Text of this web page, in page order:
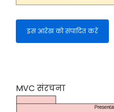
इस आरेख को संपादित करें
MVC संरचना